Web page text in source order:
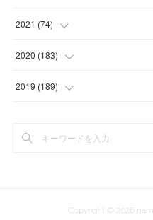
(3
(3)
(3
(7)
(7)
(3)
(1
(3)
(8)
(9)
2021 (74)
(17
(7)
(8
2020 (183)
(17
(
2019 (189)
(
Copyright © 2026